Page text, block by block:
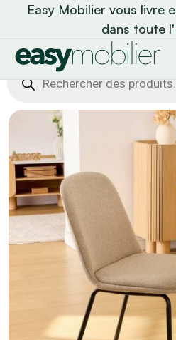
Easy Mobilier vous livre
dans toute
Recherche
de